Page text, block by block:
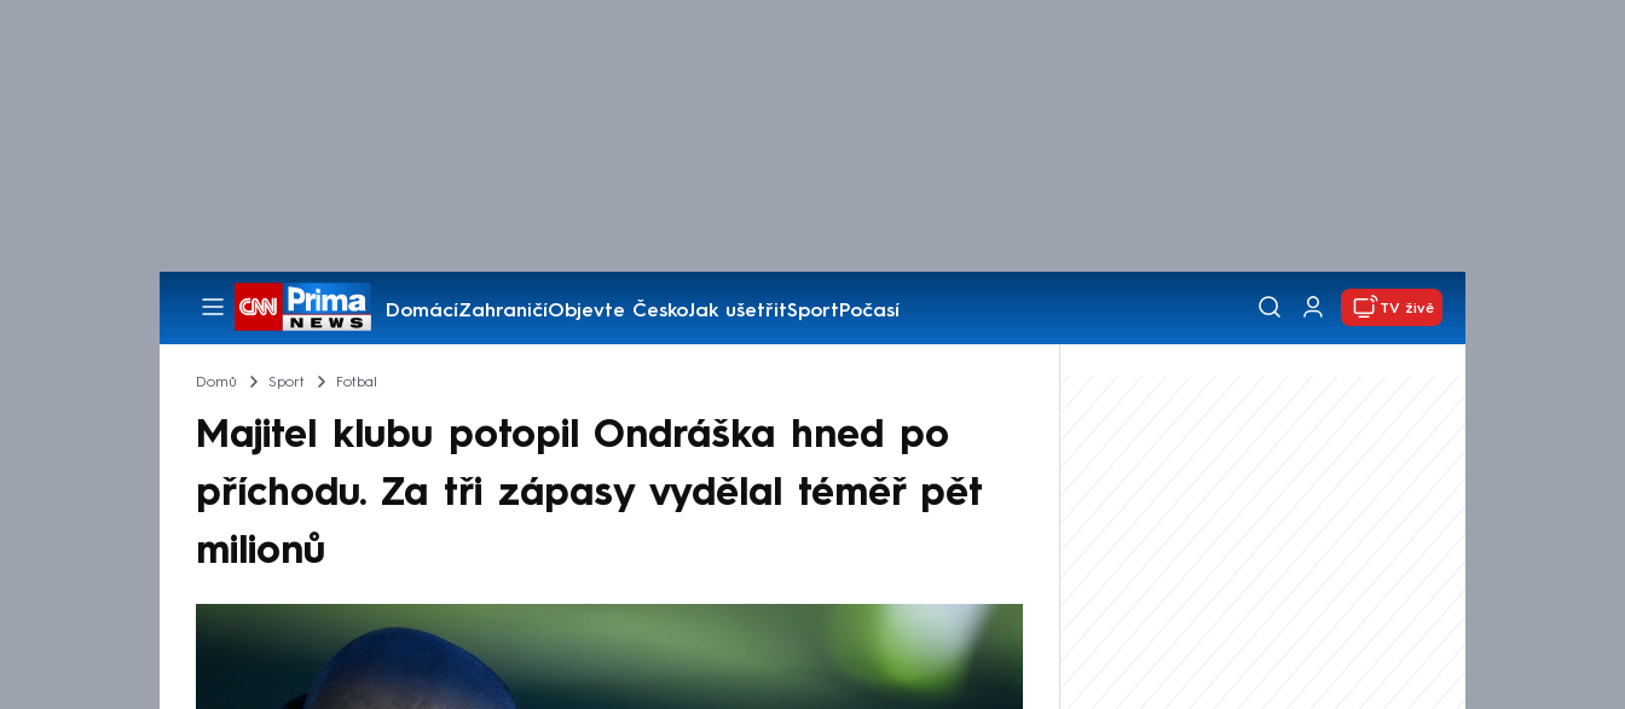
DomácíZahraničíObjevte ČeskoJak ušetřitSportPočasí
Pořady
TV živě
Domů Sport Fotbal
Majitel klubu potopil Ondráška hned po
příchodu. Za tři zápasy vydělal téměř pět
milionů